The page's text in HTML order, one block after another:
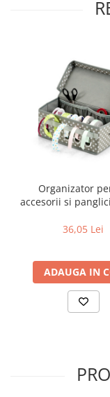
Organizator
accesorii si
36,05 Lei
ADAUGA IN